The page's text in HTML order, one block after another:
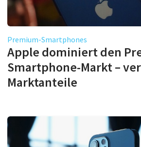
Premium-Smartphones
Apple dominiert den
Smartphone-Markt –
Marktanteile